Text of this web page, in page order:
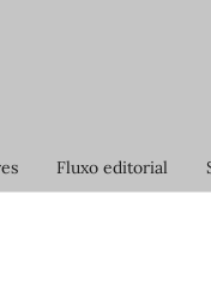
Fluxo editorial